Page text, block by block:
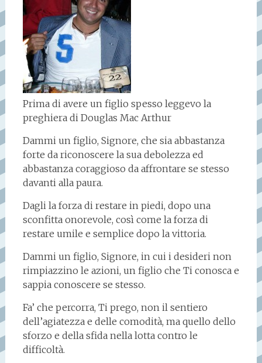
Prima di avere un figlio spesso leggevo la
preghiera di Douglas Mac Arthur
Dammi un figlio, Signore, che sia abbastanza
forte da riconoscere la sua debolezza ed
abbastanza coraggioso da affrontare se stesso
davanti alla paura.
Dagli la forza di restare in piedi, dopo una
sconfitta onorevole, così come la forza di
restare umile e semplice dopo la vittoria.
Dammi un figlio, Signore, in cui i desideri non
rimpiazzino le azioni, un figlio che Ti conosca e
sappia conoscere se stesso.
Fa’ che percorra, Ti prego, non il sentiero
dell’agiatezza e delle comodità, ma quello dello
sforzo e della sfida nella lotta contro le
difficoltà.